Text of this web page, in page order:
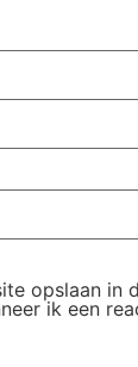
opslaan in
ik een